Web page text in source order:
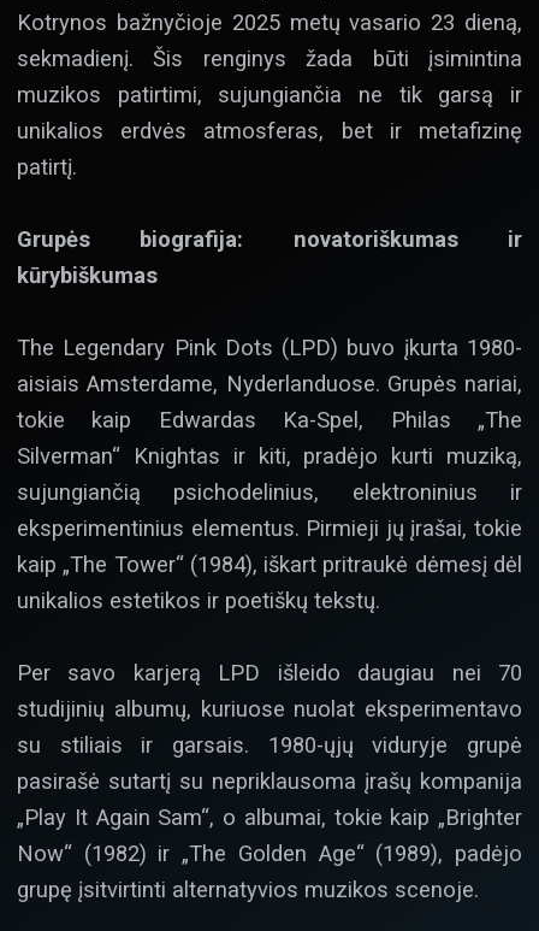
Kotrynos bažnyčioje 2025 metų vasario 23 dieną,
sekmadienį. Šis renginys žada būti įsimintina
muzikos patirtimi, sujungiančia ne tik garsą ir
unikalios erdvės atmosferas, bet ir metafizinę
patirtį.
Grupės biografija: novatoriškumas ir
kūrybiškumas
The Legendary Pink Dots (LPD) buvo įkurta 1980-
aisiais Amsterdame, Nyderlanduose. Grupės nariai,
tokie kaip Edwardas Ka-Spel, Philas „The
Silverman“ Knightas ir kiti, pradėjo kurti muziką,
sujungiančią psichodelinius, elektroninius ir
eksperimentinius elementus. Pirmieji jų įrašai, tokie
kaip „The Tower“ (1984), iškart pritraukė dėmesį dėl
unikalios estetikos ir poetiškų tekstų.
Per savo karjerą LPD išleido daugiau nei 70
studijinių albumų, kuriuose nuolat eksperimentavo
su stiliais ir garsais. 1980-ųjų viduryje grupė
pasirašė sutartį su nepriklausoma įrašų kompanija
„Play It Again Sam“, o albumai, tokie kaip „Brighter
Now“ (1982) ir „The Golden Age“ (1989), padėjo
grupę įsitvirtinti alternatyvios muzikos scenoje.